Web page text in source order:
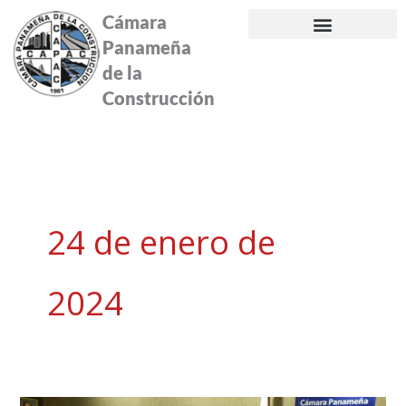
contenido
Cámara
Panameña
de la
Construcción
24 de enero de
2024